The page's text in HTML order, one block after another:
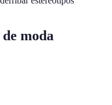
moda